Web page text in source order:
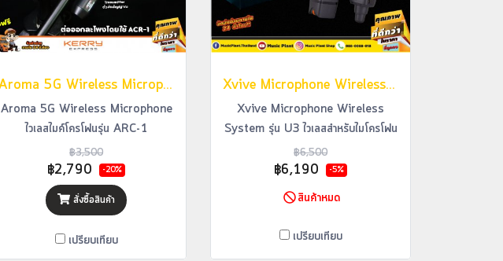
Aroma 5G Wireless Microphone ไวเลสไมค์โครโฟนรุ่น ARC-1
Aroma 5G Wireless Microphone
ไวเลสไมค์โครโฟนรุ่น ARC-1
฿3,500
฿2,790 -20%
สั่งซื้อสินค้า
เปรียบเทียบ
Xvive Microphone Wireless System รุ่น U3 ไวเลสสำหรับไมโครโฟน
Xvive Microphone Wireless
System รุ่น U3 ไวเลสสำหรับไมโครโฟน
฿6,500
฿6,190 -5%
สินค้าหมด
เปรียบเทียบ